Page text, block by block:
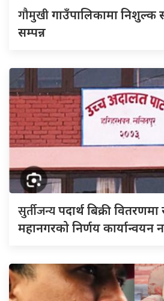
गौमुखीगाउँपालिकामा निशुल्क
सम्पन्न
सुर्तीजन्यपदार्थ बिक्री
महानगरको निर्णय